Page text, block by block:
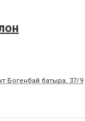
Богенбай батыра, 37/9